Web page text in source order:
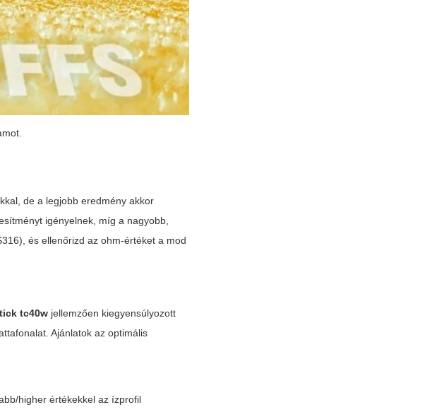
de a legjobb eredmény akkor
igényelnek, míg a nagyobb,
és ellenőrizd az ohm-értéket a mod
tc40w jellemzően kiegyensúlyozott
Ajánlatok az optimális
higher értékekkel az ízprofil